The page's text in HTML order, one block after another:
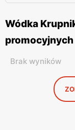
Wódka
promocyjnych
Brak wyników